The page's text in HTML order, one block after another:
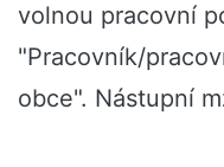
volnou pracovní
"Pracovník/
obce". Nástupní